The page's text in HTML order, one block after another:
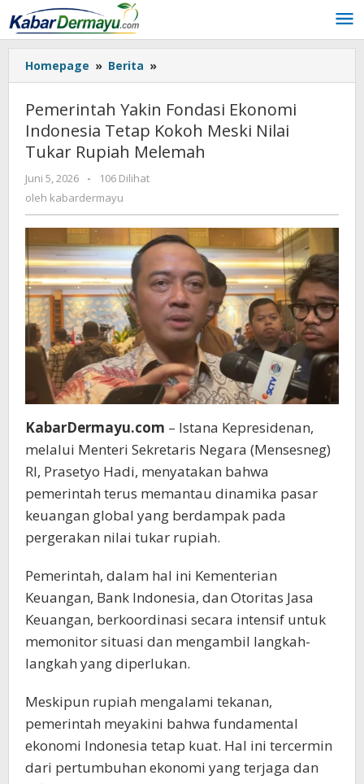
Lewati
ke
konten
Homepage » Berita »
Yakin
Fondasi
Ekonomi
Indonesia
Tetap
Tukar
Rupiah
Melemah
Pemerintah Yakin Fondasi Ekonomi
Indonesia Tetap Kokoh Meski Nilai
Tukar Rupiah Melemah
Juni 5, 2026
oleh
kabardermayu
-
106 Dilihat
oleh kabardermayu
KabarDermayu.com – Istana Kepresidenan,
melalui Menteri Sekretaris Negara (Mensesneg)
RI, Prasetyo Hadi, menyatakan bahwa
pemerintah terus memantau dinamika pasar
keuangan global yang berdampak pada
pergerakan nilai tukar rupiah.
Pemerintah, dalam hal ini Kementerian
Keuangan, Bank Indonesia, dan Otoritas Jasa
Keuangan, berkoordinasi secara intensif untuk
memonitor situasi dan mengambil langkah-
langkah yang diperlukan.
Meskipun rupiah mengalami tekanan,
pemerintah meyakini bahwa fundamental
ekonomi Indonesia tetap kuat. Hal ini tercermin
dari pertumbuhan ekonomi yang terjaga dan